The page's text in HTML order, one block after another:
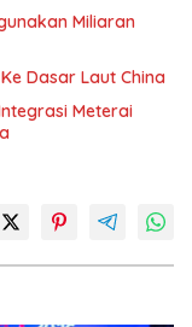
Miliaran
Dasar Laut China
Meterai